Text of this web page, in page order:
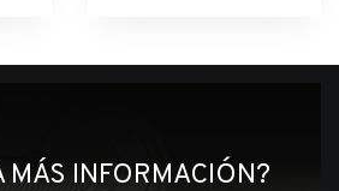
MÁS INFORMACIÓN?